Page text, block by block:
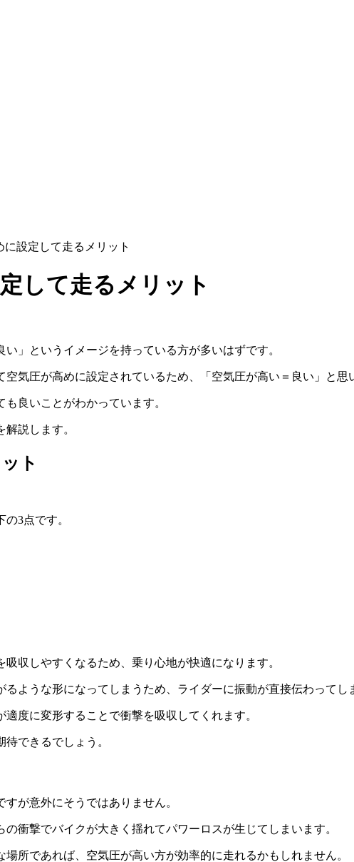
設定して走るメリット
して走るメリット
」というイメージを持っている方が多いはずです。
気圧が高めに設定されているため、「空気圧が高い＝良い」と思
良いことがわかっています。
説します。
ト
3点です。
収しやすくなるため、乗り心地が快適になります。
ような形になってしまうため、ライダーに振動が直接伝わってし
度に変形することで衝撃を吸収してくれます。
できるでしょう。
が意外にそうではありません。
衝撃でバイクが大きく揺れてパワーロスが生じてしまいます。
所であれば、空気圧が高い方が効率的に走れるかもしれません。